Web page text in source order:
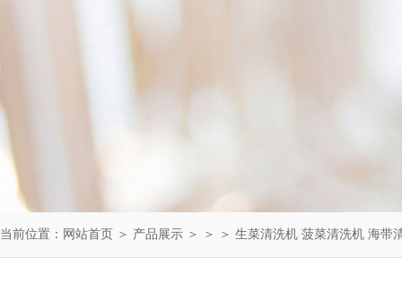
当前位置： 网站首页 ＞ 产品展示 ＞ ＞ ＞ 生菜清洗机 菠菜清洗机 海带